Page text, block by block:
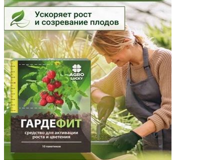
Омская область
Оренбургская область
Орловская область
Пензенская область
Пермский край
Приморский край
Псковская область
Ростовская область